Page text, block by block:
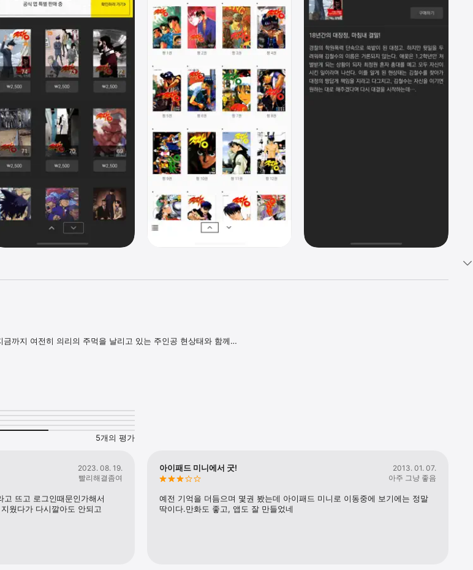
까지 여전히 의리의 주먹을 날리고 있는 주인공 현상태와 함께
2014년 74권으로 대망의 완결을 맞았습니다. 20년에 걸쳐
태의 뜨거운 우정과 성장을 뛰어난 연출력과 속도감 있는 액션,
대표작 입니다.
5개의 평가
2023. 08. 19.
빨리해결좀여
뜨고 로그인때문인가해서
웠다가 다시깔아도 안되고
아이패드 미니에서 굿!
2013. 01. 07.
아주 그냥 좋음
예전 기억을 더듬으며 몇권 봤는데 아이패드 미니로 이동중에 보기에는 정말
딱이다.만화도 좋고, 앱도 잘 만들었네